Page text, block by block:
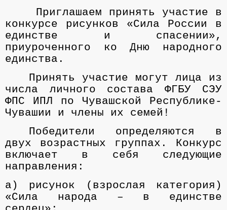
Приглашаем принять участие в
конкурсе рисунков «Сила России в
единстве и спасении»,
приуроченного ко Дню народного
единства.
Принять участие могут лица из
числа личного состава ФГБУ СЭУ
ФПС ИПЛ по Чувашской Республике-
Чувашии и члены их семей !
Победители определяются в
двух возрастных группах. Конкурс
включает в себя следующие
направления:
а) рисунок (взрослая категория)
«Сила народа – в единстве